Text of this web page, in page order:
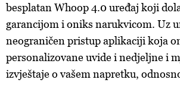
besplatan Whoop 4.0 uređaj koji
garancijom i oniks narukvicom. Uz
neograničen pristup aplikaciji koja
personalizovane uvide i nedjeljne i
izvještaje o vašem napretku,